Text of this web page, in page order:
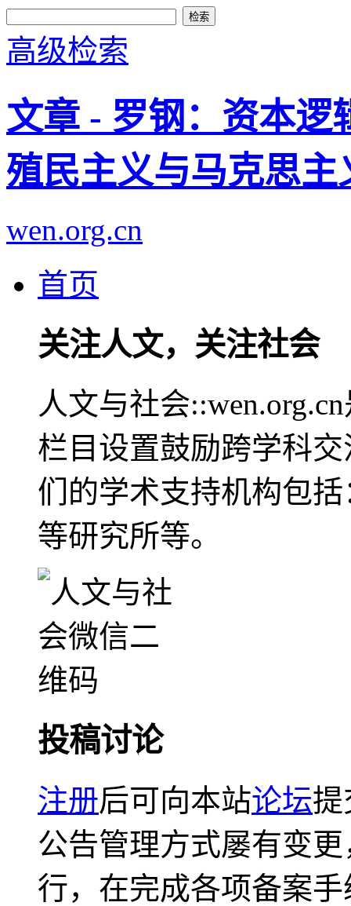
高级检索
文章 - 罗钢：资本
殖民主义与马克思主
wen.org.cn
首页
关注人文，关注社会
人文与社会
栏目设置鼓励跨学科
们的学术支持机构包
等研究所等。
投稿讨论
注册后可向本站论坛提
公告管理方式屡有变
行，在完成各项备案